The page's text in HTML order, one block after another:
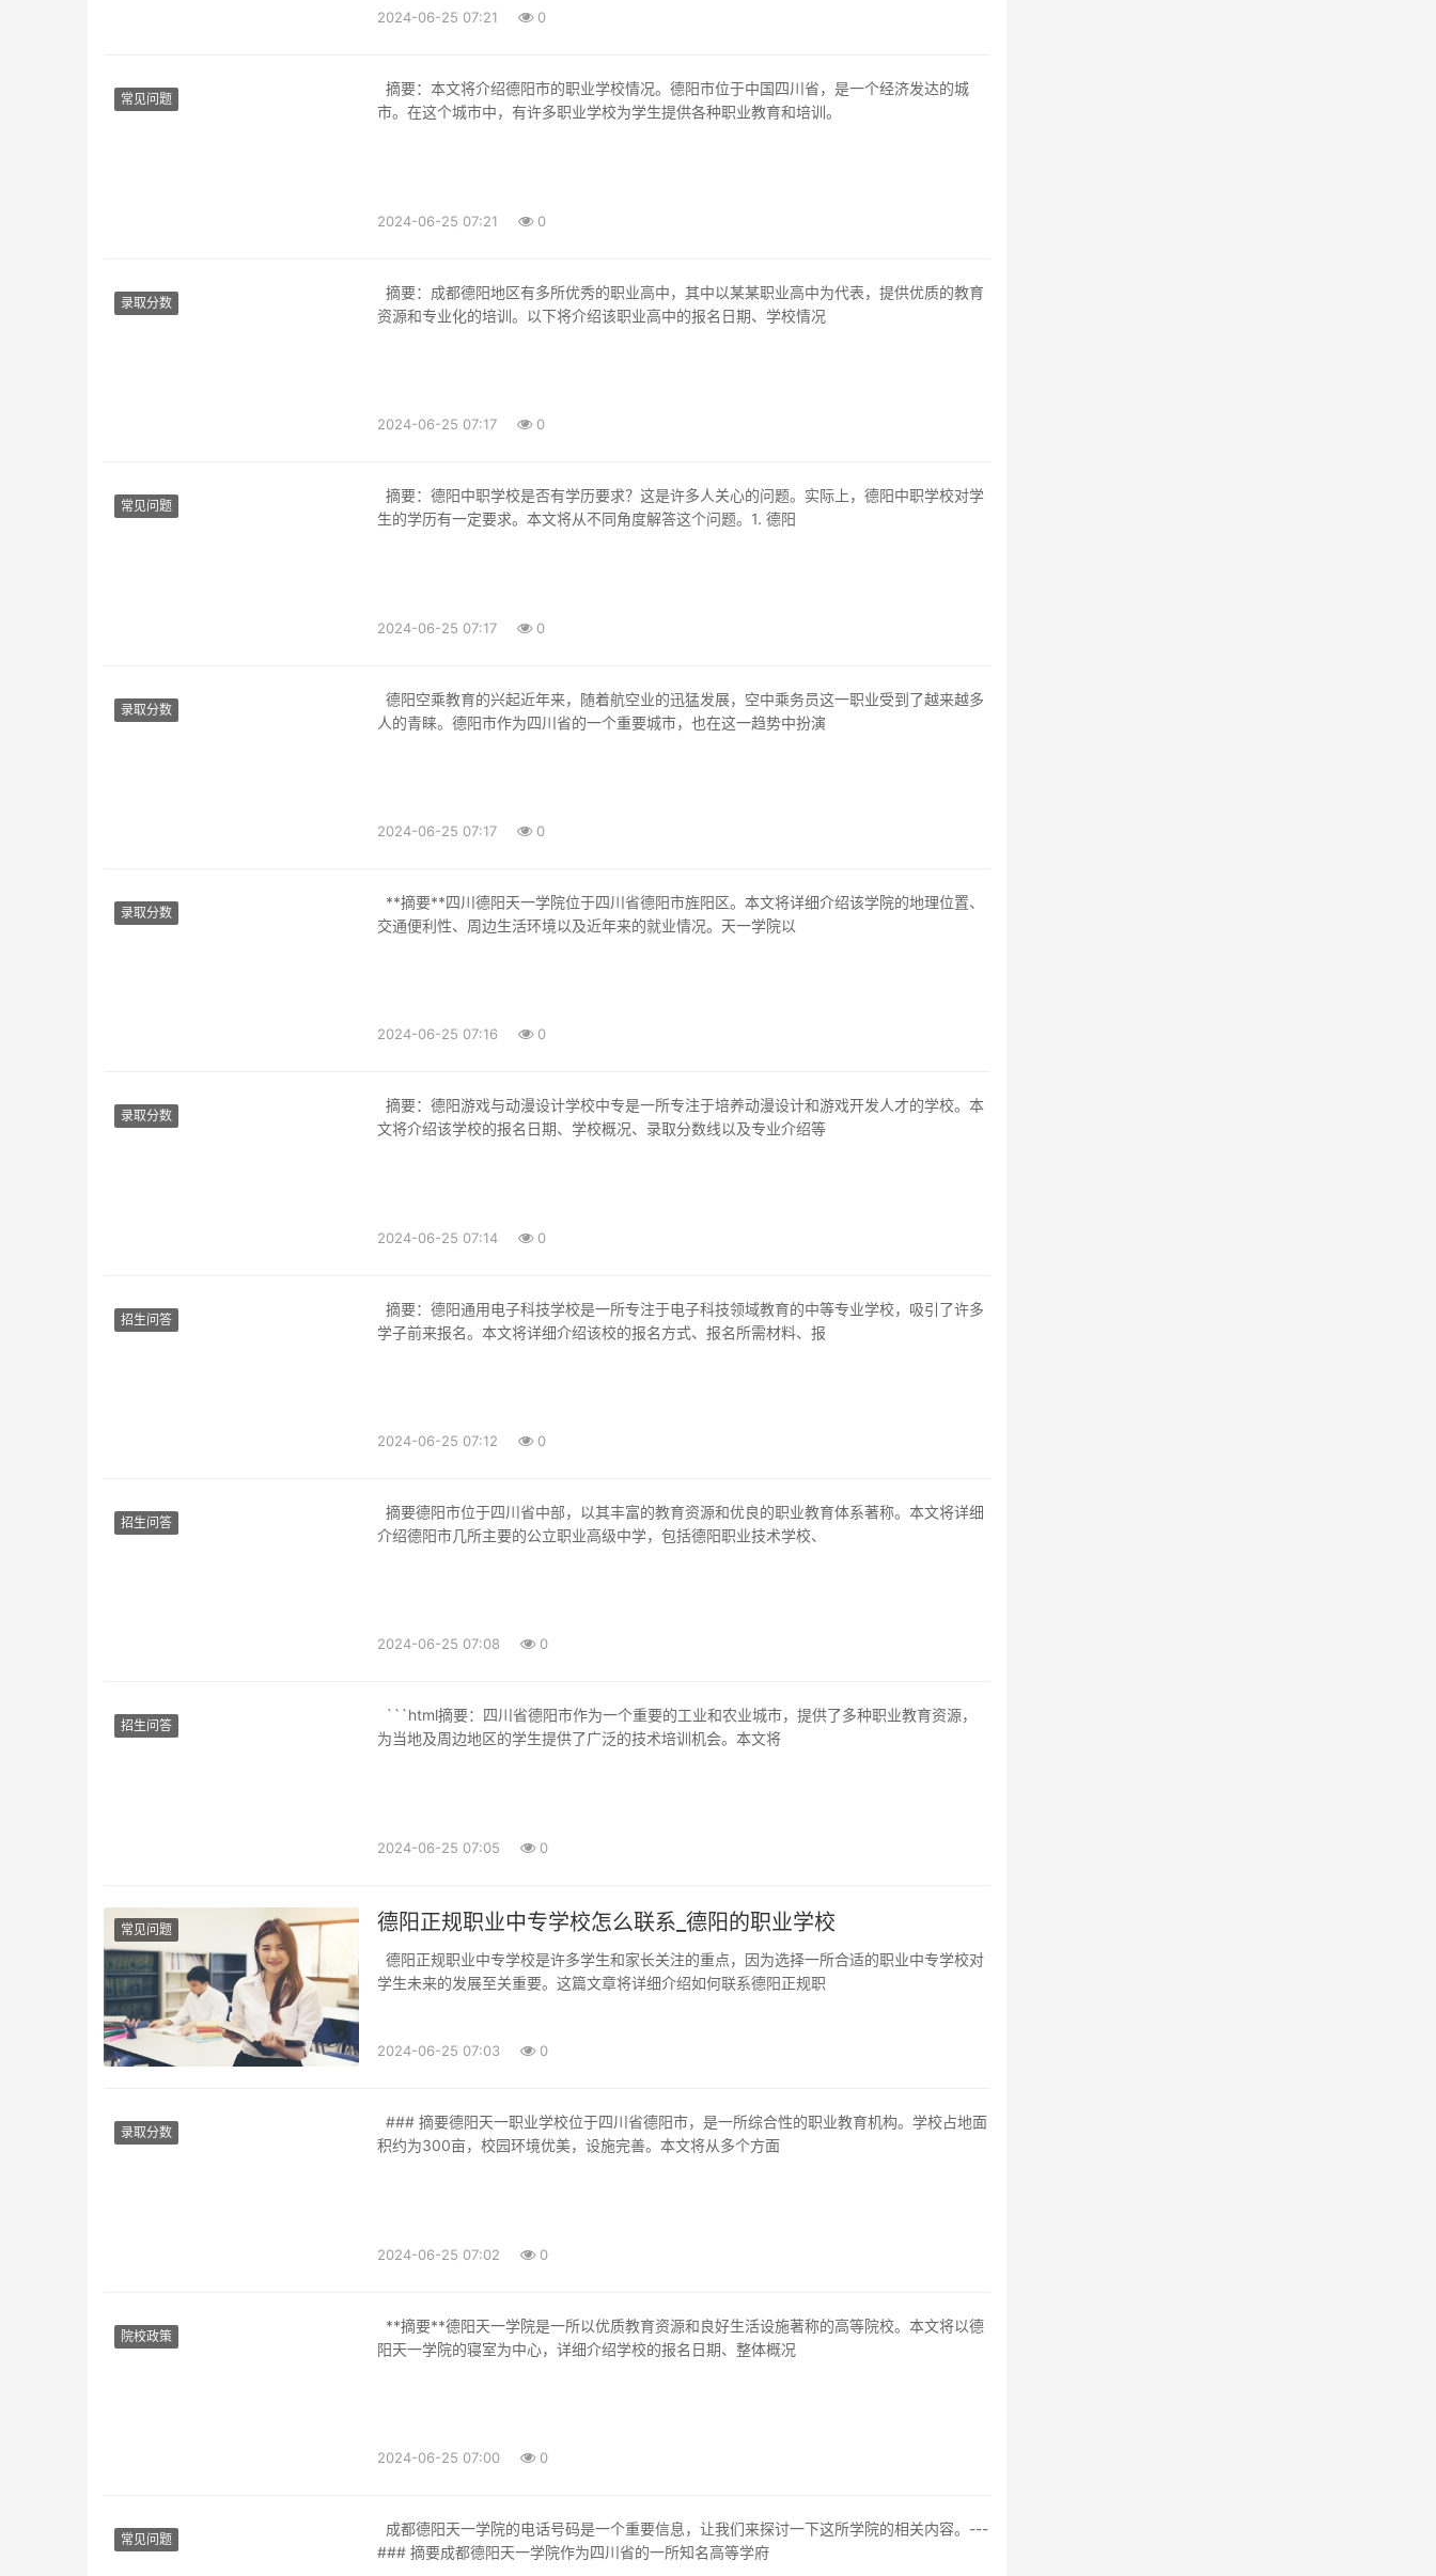
2024-06-25 07:21 0
常见问题
市。在这个城市中，有许多职业学校为学生提供各种职业教育和培训。
2024-06-25 07:21 0
录取分数
资源和专业化的培训。以下将介绍该职业高中的报名日期、学校情况
2024-06-25 07:17 0
常见问题
生的学历有一定要求。本文将从不同角度解答这个问题。1. 德阳
2024-06-25 07:17 0
录取分数
人的青睐。德阳市作为四川省的一个重要城市，也在这一趋势中扮演
2024-06-25 07:17 0
录取分数
交通便利性、周边生活环境以及近年来的就业情况。天一学院以
2024-06-25 07:16 0
录取分数
文将介绍该学校的报名日期、学校概况、录取分数线以及专业介绍等
2024-06-25 07:14 0
招生问答
学子前来报名。本文将详细介绍该校的报名方式、报名所需材料、报
2024-06-25 07:12 0
招生问答
介绍德阳市几所主要的公立职业高级中学，包括德阳职业技术学校、
2024-06-25 07:08 0
招生问答
为当地及周边地区的学生提供了广泛的技术培训机会。本文将
2024-06-25 07:05 0
常见问题 德阳正规职业中专学校怎么联系_德阳的职业学校
学生未来的发展至关重要。这篇文章将详细介绍如何联系德阳正规职
2024-06-25 07:03 0
录取分数
积约为300亩，校园环境优美，设施完善。本文将从多个方面
2024-06-25 07:02 0
院校政策
阳天一学院的寝室为中心，详细介绍学校的报名日期、整体概况
2024-06-25 07:00 0
常见问题
### 摘要成都德阳天一学院作为四川省的一所知名高等学府